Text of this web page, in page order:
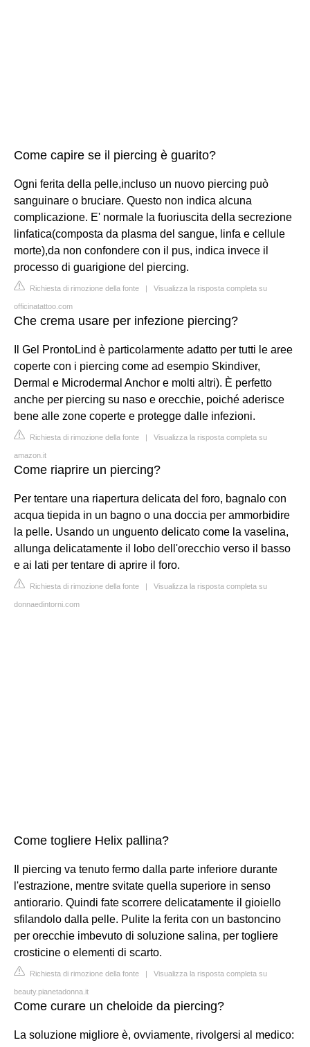
Come capire se il piercing è guarito?
Ogni ferita della pelle,incluso un nuovo piercing può
sanguinare o bruciare. Questo non indica alcuna
complicazione. E' normale la fuoriuscita della secrezione
linfatica(composta da plasma del sangue, linfa e cellule
morte),da non confondere con il pus, indica invece il
processo di guarigione del piercing.
Richiesta di rimozione della fonte | Visualizza la risposta completa su
officinatattoo.com
Che crema usare per infezione piercing?
Il Gel ProntoLind è particolarmente adatto per tutti le aree
coperte con i piercing come ad esempio Skindiver,
Dermal e Microdermal Anchor e molti altri). È perfetto
anche per piercing su naso e orecchie, poiché aderisce
bene alle zone coperte e protegge dalle infezioni.
Richiesta di rimozione della fonte | Visualizza la risposta completa su
amazon.it
Come riaprire un piercing?
Per tentare una riapertura delicata del foro, bagnalo con
acqua tiepida in un bagno o una doccia per ammorbidire
la pelle. Usando un unguento delicato come la vaselina,
allunga delicatamente il lobo dell'orecchio verso il basso
e ai lati per tentare di aprire il foro.
Richiesta di rimozione della fonte | Visualizza la risposta completa su
donnaedintorni.com
Come togliere Helix pallina?
Il piercing va tenuto fermo dalla parte inferiore durante
l'estrazione, mentre svitate quella superiore in senso
antiorario. Quindi fate scorrere delicatamente il gioiello
sfilandolo dalla pelle. Pulite la ferita con un bastoncino
per orecchie imbevuto di soluzione salina, per togliere
crosticine o elementi di scarto.
Richiesta di rimozione della fonte | Visualizza la risposta completa su
beauty.pianetadonna.it
Come curare un cheloide da piercing?
La soluzione migliore è, ovviamente, rivolgersi al medico: